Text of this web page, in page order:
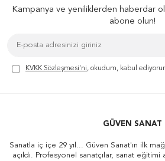
Kampanya ve yeniliklerden haberdar
abone olun!
KVKK Sözleşmesi'ni, okudum, kabul
GÜVEN SANAT
Sanatla iç içe 29 yıl... Güven Sanat'ın ilk
açıldı. Profesyonel sanatçılar, sanat